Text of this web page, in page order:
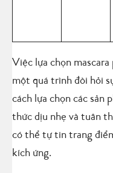
Việc lựa chọn
một quá trình đòi hỏi
cách lựa chọn các sản
thức dịu nhẹ và tuân
có thể tự tin trang
kích ứng.